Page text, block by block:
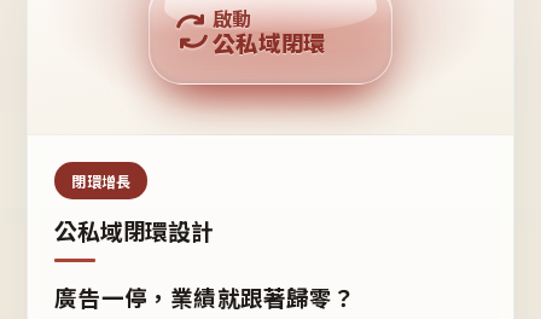
公域流量
私域鐵粉
啟動
公私域閉環
閉環增長
公私域閉環設計
廣告一停，業績就跟著歸零？